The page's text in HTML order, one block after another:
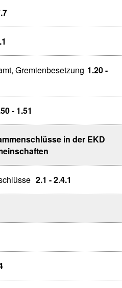
Gremienbesetzung 1.20 -
- 1.51
in der EKD
2.1 - 2.4.1